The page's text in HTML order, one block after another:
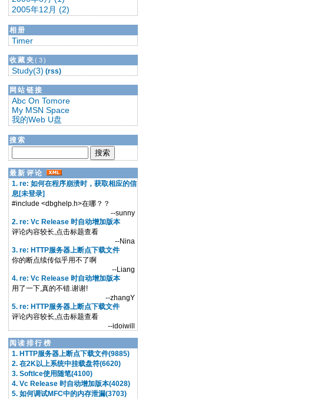
2005年12月 (2)
相册
Timer
收藏夹(3)
Study(3) (rss)
网站链接
Abc On Tomore
My MSN Space
我的Web U盘
搜索
最新评论
1. re: 如何在程序崩溃时，获取相应的信
息[未登录]
#include <dbghelp.h>在哪？？
--sunny
2. re: Vc Release 时自动增加版本
评论内容较长,点击标题查看
--Nina
3. re: HTTP服务器上断点下载文件
你的断点续传似乎用不了啊
--Liang
4. re: Vc Release 时自动增加版本
用了一下,真的不错.谢谢!
--zhangY
5. re: HTTP服务器上断点下载文件
评论内容较长,点击标题查看
--idoiwill
阅读排行榜
1. HTTP服务器上断点下载文件(9885)
2. 在2K以上系统中挂载盘符(6620)
3. SoftIce使用随笔(4100)
4. Vc Release 时自动增加版本(4028)
5. 如何调试MFC中的内存泄漏(3703)